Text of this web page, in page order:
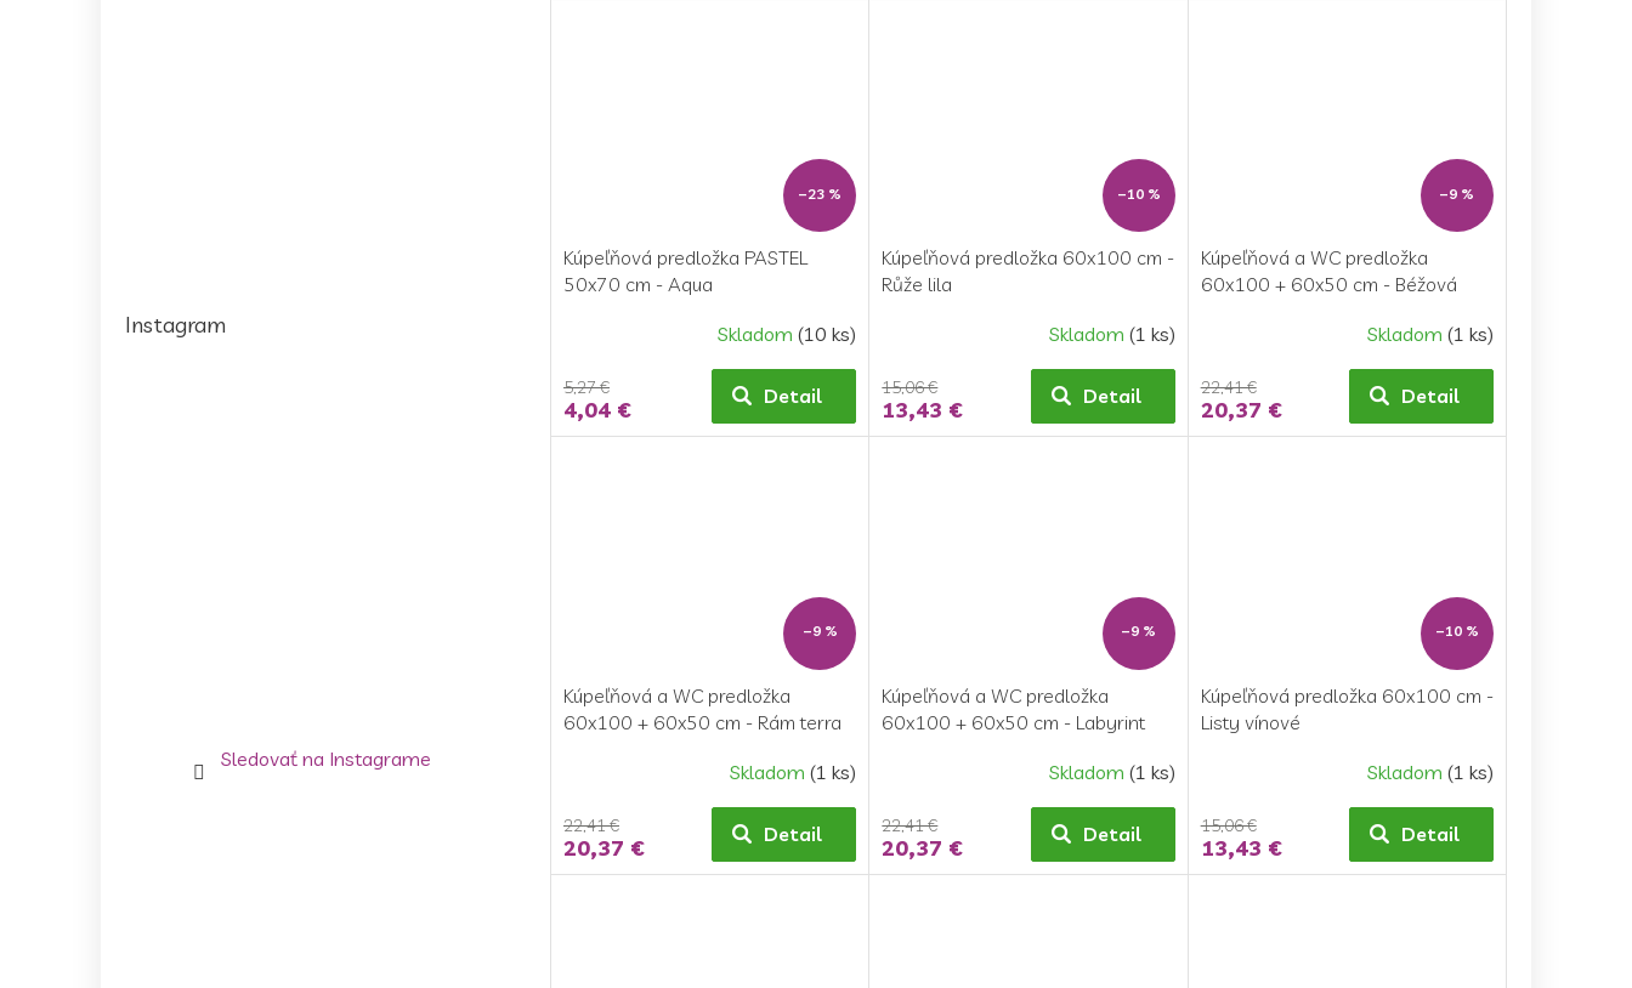
Instagram
Sledovať na Instagrame
–23 %
Kúpeľňová predložka PASTEL
50x70 cm - Aqua
Skladom(10 ks)
5,27 €
4,04 € Detail
–10 %
Kúpeľňová predložka 60x100 cm -
Růže lila
Skladom (1 ks)
15,06 €
13,43 € Detail
–9 %
Kúpeľňová a WC predložka
60x100 + 60x50 cm - Béžová
Skladom (1 ks)
22,41 €
20,37 € Detail
–9 %
Kúpeľňová a WC predložka
60x100 + 60x50 cm - Rám terra
Skladom(1 ks)
22,41 €
20,37 € Detail
–9 %
Kúpeľňová a WC predložka
60x100 + 60x50 cm - Labyrint
Skladom (1 ks)
22,41 €
20,37 € Detail
–10 %
Kúpeľňová predložka 60x100 cm -
Listy vínové
Skladom (1 ks)
15,06 €
13,43 € Detail